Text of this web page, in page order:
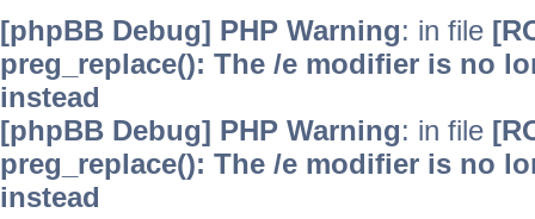
[phpBB Debug] PHP Warning: in file
preg_replace(): The /e modifier is no
instead
[phpBB Debug] PHP Warning: in file
preg_replace(): The /e modifier is no
instead